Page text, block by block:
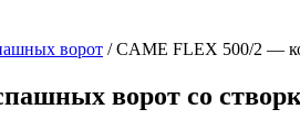
ворот / CAME FLEX 500/2 —
ворот со